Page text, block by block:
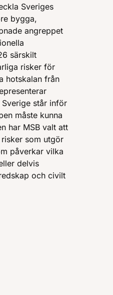
Sveriges
bygga,
angreppet
särskilt
risker för
hotskalan från
står inför
måste kunna
har MSB valt att
som utgör
påverkar vilka
delvis
och civilt
sidan på